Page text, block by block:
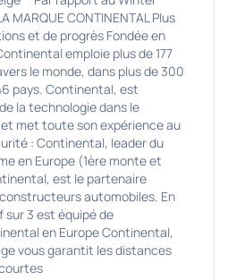
CONTINENTAL Plus
et de progrès Fondée en
emploie plus de 177
le monde, dans plus de 300
pays. Continental, est
la technologie dans le
met toute son expérience au
: Continental, leader du
en Europe (1ère monte et
est le partenaire
automobiles. En
sur 3 est équipé de
en Europe Continental,
vous garantit les distances